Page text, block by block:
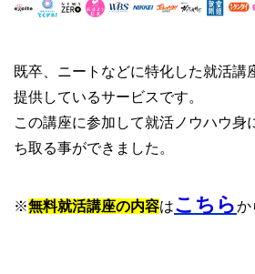
既卒、ニートなどに特化した就活講
提供しているサービスです。
この講座に参加して就活ノウハウ身
ち取る事ができました。
※無料就活講座の内容はこちらか